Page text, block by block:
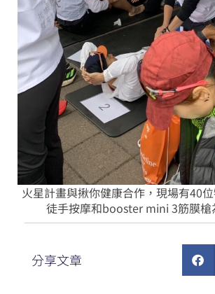
火星計畫與揪你健康合作，現場有40
徒手按摩和booster mini 3筋膜槍
分享文章